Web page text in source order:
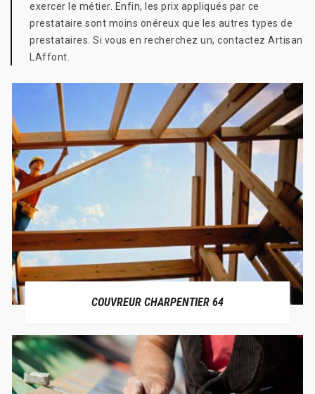
exercer le métier. Enfin, les prix appliqués par ce
prestataire sont moins onéreux que les autres types de
prestataires. Si vous en recherchez un, contactez Artisan
LAffont.
COUVREUR CHARPENTIER 64